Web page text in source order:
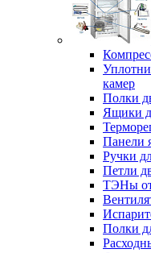
камер
Полки
Ящики
Панели
Ручки
Петли
ТЭНы
Полки